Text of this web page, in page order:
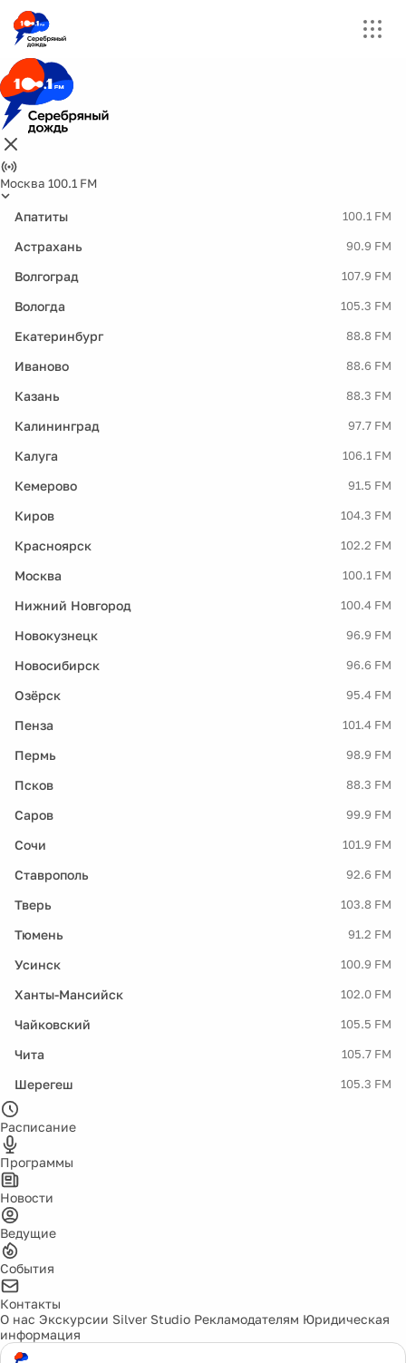
Москва 100.1 FM
Апатиты 100.1 FM
Астрахань 90.9 FM
Волгоград 107.9 FM
Вологда 105.3 FM
Екатеринбург 88.8 FM
Иваново 88.6 FM
Казань 88.3 FM
Калининград 97.7 FM
Калуга 106.1 FM
Кемерово 91.5 FM
Киров 104.3 FM
Красноярск 102.2 FM
Москва 100.1 FM
Нижний Новгород 100.4 FM
Новокузнецк 96.9 FM
Новосибирск 96.6 FM
Озёрск 95.4 FM
Пенза 101.4 FM
Пермь 98.9 FM
Псков 88.3 FM
Саров 99.9 FM
Сочи 101.9 FM
Ставрополь 92.6 FM
Тверь 103.8 FM
Тюмень 91.2 FM
Усинск 100.9 FM
Ханты-Мансийск 102.0 FM
Чайковский 105.5 FM
Чита 105.7 FM
Шерегеш 105.3 FM
Расписание
Программы
Новости
Ведущие
События
Контакты
О нас Экскурсии Silver Studio Рекламодателям Юридическая
информация